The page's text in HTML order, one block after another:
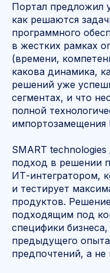
Портал предложил
как решаются
программного
в жестких рамках
(времени,
какова динамика,
решений уже
сегментах, и что
полной
импортозамещения
SMART
подход в решении
ИТ-интегратором,
и тестирует
продуктов.
подходящим под
специфики
предыдущего
предпочтений, а